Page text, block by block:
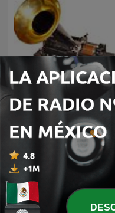
El fonógrafo una
revolución en el sonido